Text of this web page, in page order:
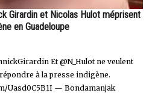
Girardin et Nicolas Hulot méprisent
en Guadeloupe
Et @N_Hulot ne veulent
à la presse indigène.
Uasd0C5B1I — Bondamanjak